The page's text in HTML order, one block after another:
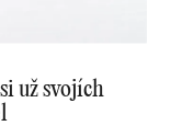
recenziu
už svojích